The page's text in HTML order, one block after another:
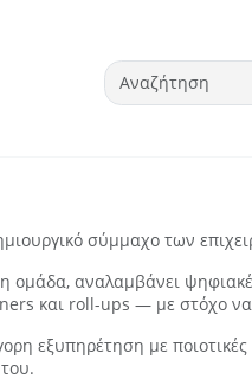
σύμμαχο των
ομάδα, αναλαμβάνει
και roll-ups — με στόχο
εξυπηρέτηση με